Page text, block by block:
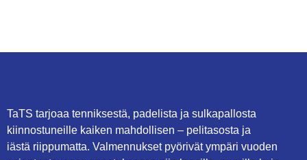
TaTS tarjoaa tenniksestä, padelista ja sulkapallosta
kiinnostuneille kaiken mahdollisen – pelitasosta ja
iästä riippumatta. Valmennukset pyörivät ympäri vuoden